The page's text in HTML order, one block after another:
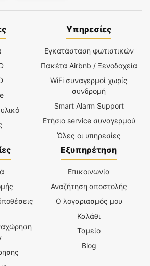
Υπηρεσίες
Εγκατάσταση φωτιστικών
Πακέτα Airbnb / Ξενοδοχεία
WiFi συναγερμοί χωρίς
συνδρομή
Smart Alarm Support
Ετήσιο service συναγερμού
Όλες οι υπηρεσίες
Εξυπηρέτηση
Επικοινωνία
Αναζήτηση αποστολής
Ο λογαριασμός μου
Καλάθι
Ταμείο
Blog